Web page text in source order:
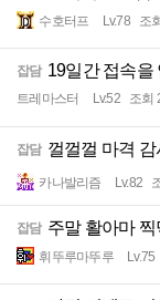
수호터프 Lv.78 조
잡담 19일간 접속을
트레마스터 Lv.52 조회
잡담 껄껄껄 마격
카나발리즘 Lv.82
잡담 주말 활아마
휘뚜루마뚜루 Lv.75